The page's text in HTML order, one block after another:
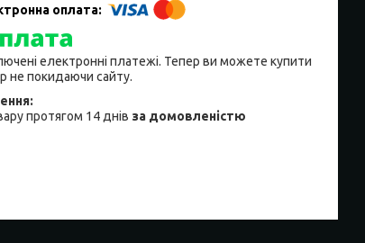
електронні платежі. Тепер ви можете купити
не покидаючи сайту.
протягом 14 днів за домовленістю